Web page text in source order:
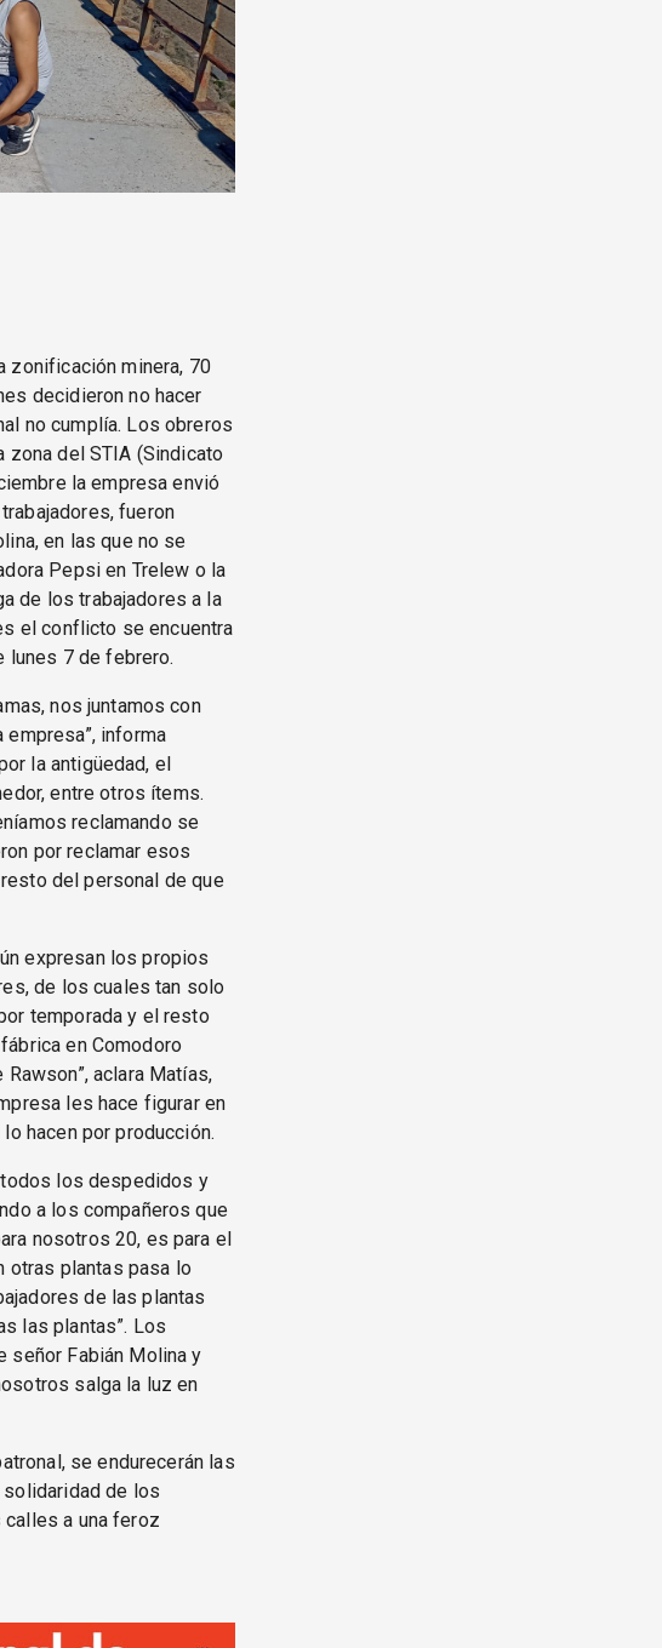
zonificación minera, 70
decidieron no hacer
no cumplía. Los obreros
zona del STIA (Sindicato
la empresa envió
fueron
en las que no se
Pepsi en Trelew o la
de los trabajadores a la
el conflicto se encuentra
lunes 7 de febrero.
nos juntamos con
informa
la antigüedad, el
entre otros ítems.
reclamando se
por reclamar esos
del personal de que
expresan los propios
de los cuales tan solo
temporada y el resto
en Comodoro
aclara Matías,
les hace figurar en
hacen por producción.
todos los despedidos y
a los compañeros que
nosotros 20, es para el
otras plantas pasa lo
de las plantas
las plantas”. Los
señor Fabián Molina y
salga la luz en
se endurecerán las
de los
a una feroz